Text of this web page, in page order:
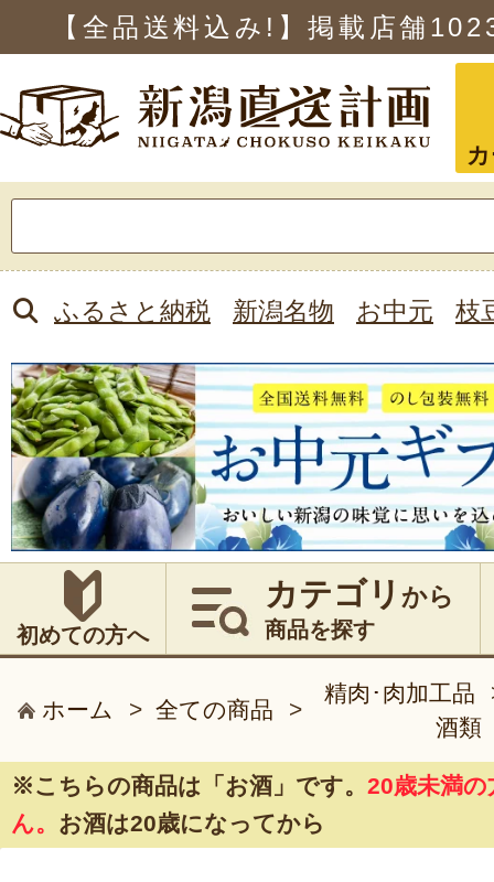
【全品送料込み!】掲載店舗
索:
ふるさと納税 新潟名物 お中元 枝
初めての方へ
カテゴリ から
商品を探す
ホーム > 全ての商品 >
精肉･肉加工品
酒類
※こちらの商品は 「お酒」 です。 20歳未満
ん。 お酒は20歳になってから